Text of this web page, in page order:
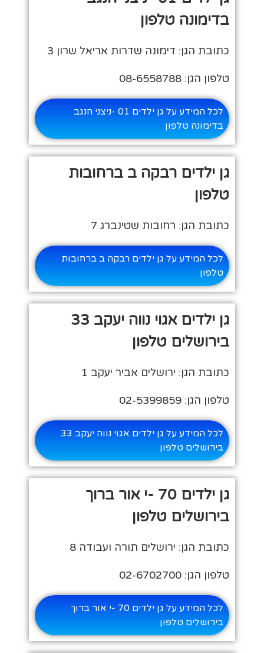
בדימונה טלפון
כתובת הגן: דימונה שדרות אריאל שרון 3
טלפון הגן: 08-6558788
לכל המידע על גן ילדים 01 -ניצני הנגב
בדימונה טלפון
גן ילדים רבקה ב ברחובות
טלפון
כתובת הגן: רחובות שטינברג 7
לכל המידע על גן ילדים רבקה ב ברחובות
טלפון
גן ילדים אגוי נווה יעקב 33
בירושלים טלפון
כתובת הגן: ירושלים אביר יעקב 1
טלפון הגן: 02-5399859
לכל המידע על גן ילדים אגוי נווה יעקב 33
בירושלים טלפון
גן ילדים 70 -י אור ברוך
בירושלים טלפון
כתובת הגן: ירושלים תורה ועבודה 8
טלפון הגן: 02-6702700
לכל המידע על גן ילדים 70 -י אור ברוך
בירושלים טלפון